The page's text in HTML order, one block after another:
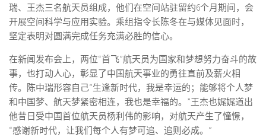
瑞、王杰三名航天员组成，他们在空间站驻留约6个月期间，会
开展空间科学与应用实验。乘组指令长陈冬在与媒体见面时，
坚定表明对圆满完成任务充满必胜的信心。
在新闻发布会上，两位“首飞”航天员为国家和梦想努力奋斗的故
事，也打动人心，彰显了中国航天事业的勇往直前及薪火相
传。陈中瑞形容自己“生逢新时代，我是幸运的；能够将个人梦
和中国梦、航天梦紧密相连，我也是幸福的。”王杰也娓娓道出
他昔日受中国首位航天员杨利伟的影响，对航天产生了憧憬，
“感谢新时代，让我们每个人有梦可追、追则必成。”